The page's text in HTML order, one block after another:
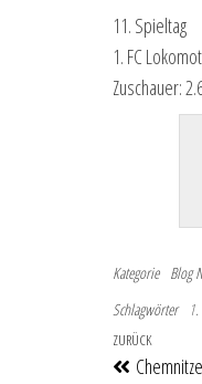
11. Spieltag
1. FC
Zuschauer:
Kategorie Blog
Schlagwörter
Vorheriger
ZURÜCK